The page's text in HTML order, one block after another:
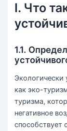
I. Что
1.1.
Экологически
как эко-
туризма,
негативное
способствует